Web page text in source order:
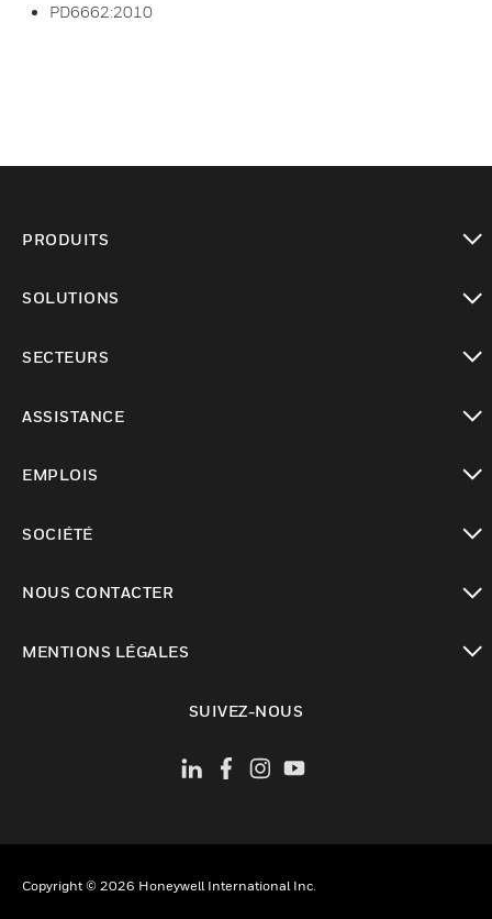
PD6662:2010
PRODUITS
SOLUTIONS
SECTEURS
ASSISTANCE
EMPLOIS
SOCIÉTÉ
NOUS CONTACTER
MENTIONS LÉGALES
SUIVEZ-NOUS
Copyright © 2026 Honeywell International Inc.